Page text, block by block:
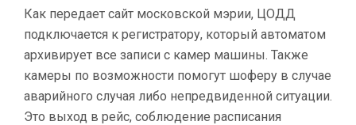
Как передает сайт московской мэрии, ЦОДД
подключается к регистратору, который автоматом
архивирует все записи с камер машины. Также
камеры по возможности помогут шоферу в случае
аварийного случая либо непредвиденной ситуации.
Это выход в рейс, соблюдение расписания